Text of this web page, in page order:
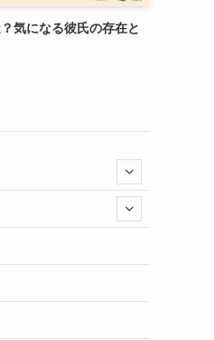
気になる彼氏の存在と